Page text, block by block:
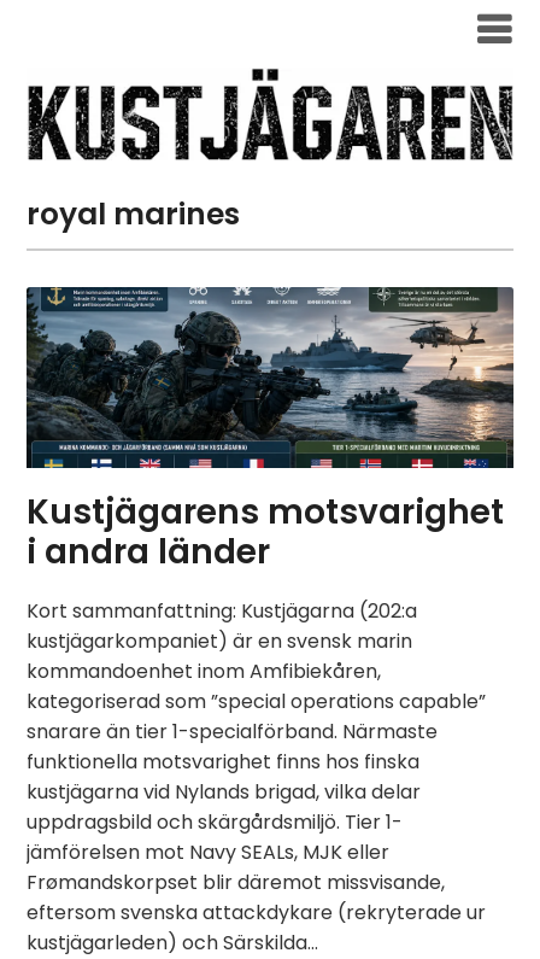
royal marines
Kustjägarens motsvarighet
i andra länder
Kort sammanfattning: Kustjägarna (202:a
kustjägarkompaniet) är en svensk marin
kommandoenhet inom Amfibiekåren,
kategoriserad som ”special operations capable”
snarare än tier 1-specialförband. Närmaste
funktionella motsvarighet finns hos finska
kustjägarna vid Nylands brigad, vilka delar
uppdragsbild och skärgårdsmiljö. Tier 1-
jämförelsen mot Navy SEALs, MJK eller
Frømandskorpset blir däremot missvisande,
eftersom svenska attackdykare (rekryterade ur
kustjägarleden) och Särskilda…